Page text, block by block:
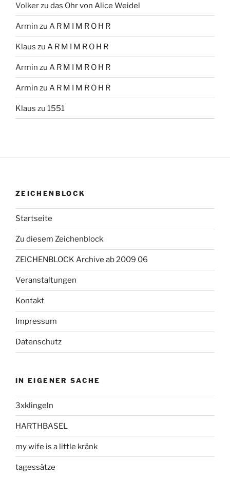
Volkerzu das Ohr von Alice Weidel
Armin zu A R M I M R O H R
Klaus zu A R M I M R O H R
Armin zu A R M I M R O H R
Armin zu A R M I M R O H R
Klaus zu 1551
ZEICHENBLOCK
Startseite
Zu diesem Zeichenblock
ZEICHENBLOCK Archive ab 2009 06
Veranstaltungen
Kontakt
Impressum
Datenschutz
IN EIGENER SACHE
3xklingeln
HARTHBASEL
my wife is a little kränk
tagessätze